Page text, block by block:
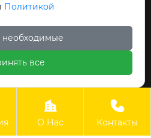
ООО Циндао Байши Чэн

О Нас

Контакты
Политикой
необходимые
все